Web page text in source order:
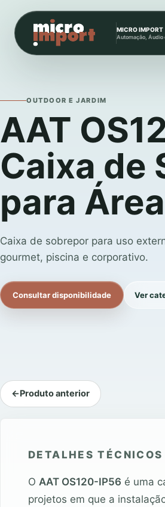
MICRO IMPORT
Automação, Áudio
OUTDOOR E JARDIM
AAT
Caixa de
para
Caixa de sobrepor para uso
gourmet, piscina e corporativo.
Consultar disponibilidade Ver
←Produto anterior
DETALHES TÉCNICOS
O AAT OS120-IP56 é uma
projetos em que a